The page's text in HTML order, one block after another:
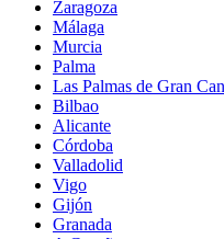
Zaragoza
Málaga
Murcia
Palma
Las Palmas de Gran
Bilbao
Alicante
Córdoba
Valladolid
Vigo
Gijón
Granada